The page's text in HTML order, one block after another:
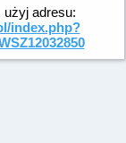
użyj adresu:
index.php?